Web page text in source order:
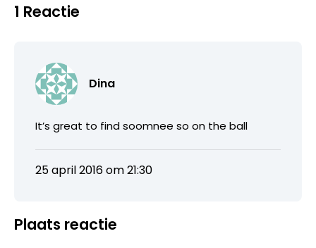
1 Reactie
Dina
It’s great to find soomnee so on the ball
25 april 2016 om 21:30
Plaats reactie